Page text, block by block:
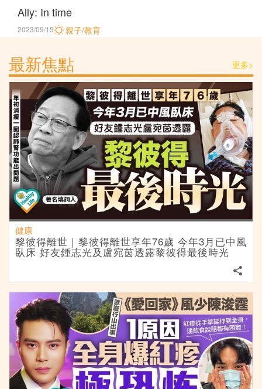
Ally: In time
親子/教育
2023/09/15
最新焦點 更多>
健康
黎彼得離世｜黎彼得離世享年76歲 今年3月已中風
臥床 好友鍾志光及盧宛茵透露黎彼得最後時光